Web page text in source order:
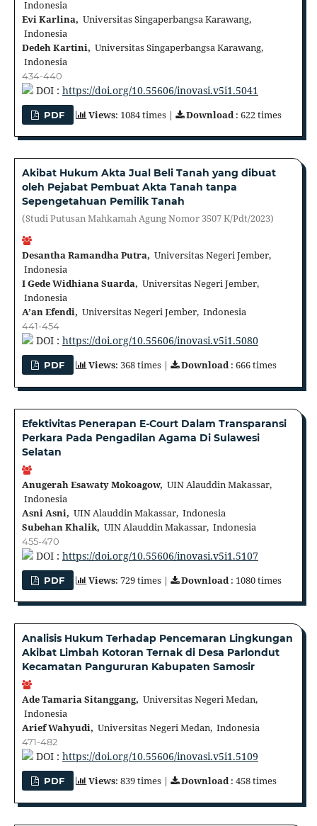
Indonesia
Evi Karlina, Universitas Singaperbangsa Karawang,
Indonesia
Dedeh Kartini, Universitas Singaperbangsa Karawang,
Indonesia
434-440
DOI : https://doi.org/10.55606/inovasi.v5i1.5041
PDF Views: 1084 times | Download: 622 times
Akibat Hukum Akta Jual Beli Tanah yang dibuat
oleh Pejabat Pembuat Akta Tanah tanpa
Sepengetahuan Pemilik Tanah
(Studi Putusan Mahkamah Agung Nomor 3507 K/Pdt/2023)
Desantha Ramandha Putra, Universitas Negeri Jember,
Indonesia
I Gede Widhiana Suarda, Universitas Negeri Jember,
Indonesia
A’an Efendi, Universitas Negeri Jember, Indonesia
441-454
DOI : https://doi.org/10.55606/inovasi.v5i1.5080
PDF Views: 368 times | Download: 666 times
Efektivitas Penerapan E-Court Dalam Transparansi
Perkara Pada Pengadilan Agama Di Sulawesi
Selatan
Anugerah Esawaty Mokoagow, UIN Alauddin Makassar,
Indonesia
Asni Asni, UIN Alauddin Makassar, Indonesia
Subehan Khalik, UIN Alauddin Makassar, Indonesia
455-470
DOI : https://doi.org/10.55606/inovasi.v5i1.5107
PDF Views: 729 times | Download: 1080 times
Analisis Hukum Terhadap Pencemaran Lingkungan
Akibat Limbah Kotoran Ternak di Desa Parlondut
Kecamatan Pangururan Kabupaten Samosir
Ade Tamaria Sitanggang, Universitas Negeri Medan,
Indonesia
Arief Wahyudi, Universitas Negeri Medan, Indonesia
471-482
DOI : https://doi.org/10.55606/inovasi.v5i1.5109
PDF Views: 839 times | Download: 458 times